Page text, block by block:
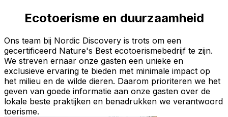
Ecotoerisme en duurzaamheid
Ons team bij Nordic Discovery is trots om een
gecertificeerd Nature's Best ecotoerismebedrijf te zijn.
We streven ernaar onze gasten een unieke en
exclusieve ervaring te bieden met minimale impact op
het milieu en de wilde dieren. Daarom prioriteren we het
geven van goede informatie aan onze gasten over de
lokale beste praktijken en benadrukken we verantwoord
toerisme.